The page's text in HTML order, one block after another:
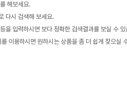
해보세요.
다시 검색해 보세요.
을 입력하시면 보다 정확한 검색결과를 보실 수 있
이용하시면 원하시는 상품을 좀 더 쉽게 찾으실